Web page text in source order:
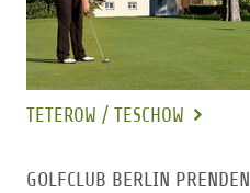
TETEROW / TESCHOW
GOLFCLUB BERLIN PRENDEN